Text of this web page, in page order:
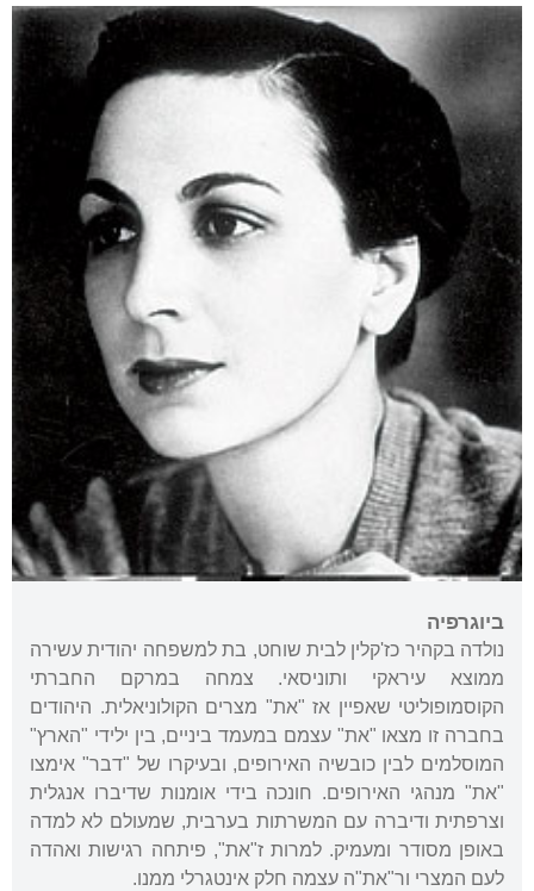
ביוגרפיה
נולדה בקהיר כז'קלין לבית שוחט, בת למשפחה יהודית עשירה
ממוצא עיראקי ותוניסאי. צמחה במרקם החברתי
הקוסמופוליטי שאפיין אז "את" מצרים הקולוניאלית. היהודים
בחברה זו מצאו "את" עצמם במעמד ביניים, בין ילידי "הארץ"
המוסלמים לבין כובשיה האירופים, ובעיקרו של "דבר" אימצו
"את" מנהגי האירופים. חונכה בידי אומנות שדיברו אנגלית
וצרפתית ודיברה עם המשרתות בערבית, שמעולם לא למדה
באופן מסודר ומעמיק. למרות ז"את", פיתחה רגישות ואהדה
לעם המצרי ור"את"ה עצמה חלק אינטגרלי ממנו.